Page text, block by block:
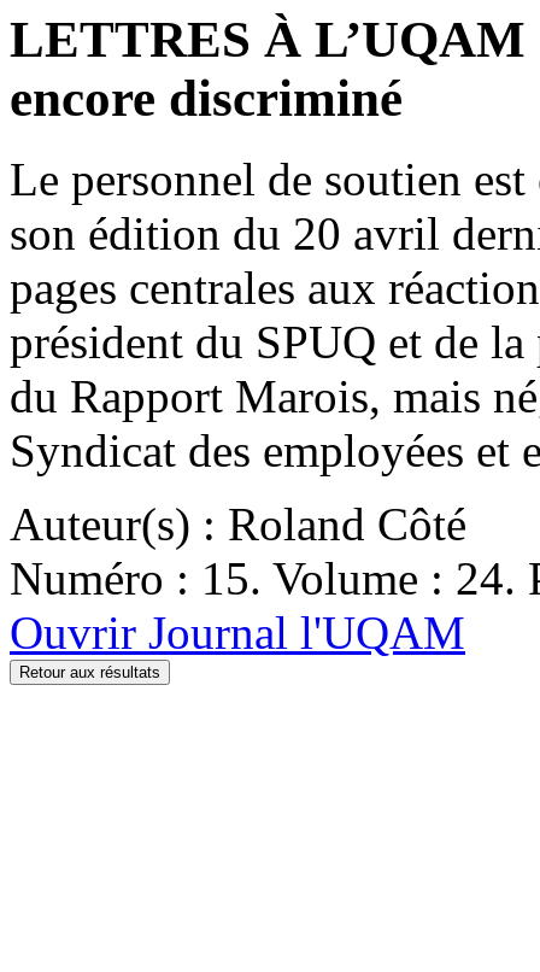
LETTRES À L’UQAM
encore discriminé
Le personnel de soutien
son édition du 20 avril
pages centrales aux
président du SPUQ et de
du Rapport Marois, mais
Syndicat des employées
Auteur(s) : Roland Côté
Numéro : 15. Volume : 24.
Ouvrir Journal l'UQAM
Retour aux résultats